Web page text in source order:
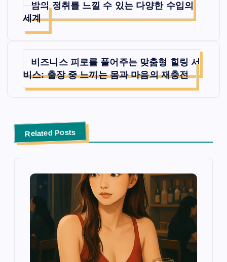
탐
색
밤의 정취를 느낄 수 있는 다양한 수입의
세계
비즈니스 피로를 풀어주는 맞춤형 힐링 서
비스: 출장 중 느끼는 몸과 마음의 재충전
Related Posts